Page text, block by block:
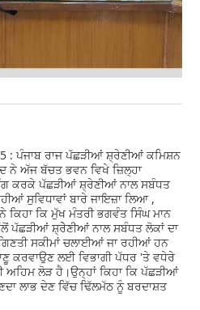
: ਪੰਜਾਬ ਰਾਜ ਪੱਛੜੀਆਂ ਸ਼੍ਰੇਣੀਆਂ ਕਮਿਸ਼ਨ
ਨੇ ਅੱਜ ਬੱਚਤ ਭਵਨ ਵਿਖੇ ਜ਼ਿਲ੍ਹਾ
ਕਰਕੇ ਪੱਛੜੀਆਂ ਸ਼੍ਰੇਣੀਆਂ ਨਾਲ ਸਬੰਧਤ
ਸੁਵਿਧਾਵਾਂ ਬਾਰੇ ਜਾਇਜ਼ਾ ਲਿਆ ,
ਕਿਹਾ ਕਿ ਮੁੱਖ ਮੰਤਰੀ ਭਗਵੰਤ ਸਿੰਘ ਮਾਨ
ਪੱਛੜੀਆਂ ਸ਼੍ਰੇੇਣੀਆਂ ਨਾਲ ਸਬੰਧਤ ਲੋਕਾਂ ਦਾ
ਸਕੀਮਾਂ ਚਲਾਈਆਂ ਜਾ ਰਹੀਆਂ ਹਨ
ਕਰਵਾਉਣ ਲਈ ਵਿਭਾਗੀ ਪੱਧਰ 'ਤੇ ਵਧੇਰੇ
ਅਹਿਮ ਲੋੜ ਹੈ।ਉਨ੍ਹਾਂ ਕਿਹਾ ਕਿ ਪੱਛੜੀਆਂ
ਲਾਭ ਦੇਣ ਵਿੱਚ ਢਿੱਲਮੱਠ ਨੂੰ ਬਰਦਾਸ਼ਤ